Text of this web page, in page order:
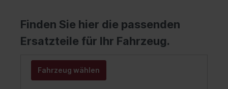
Finden Sie hier die passenden
Ersatzteile für Ihr Fahrzeug.
Fahrzeug wählen